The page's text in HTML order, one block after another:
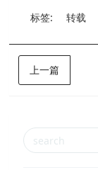
标签: 转载
上一篇